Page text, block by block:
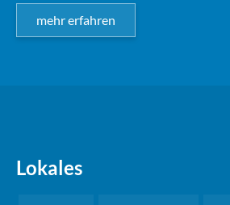
mehr erfahren
Lokales